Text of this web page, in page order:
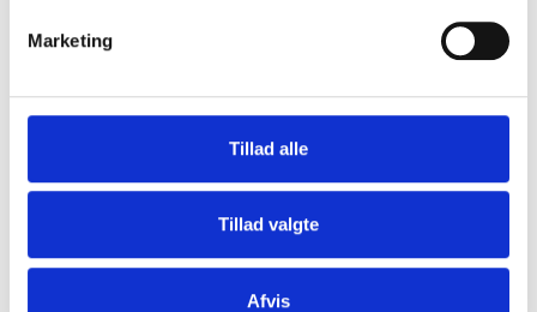
Marketing
Tillad alle
Tillad valgte
Afvis